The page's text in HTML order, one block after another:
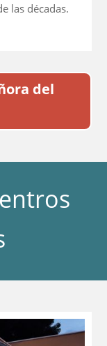
las décadas.
del